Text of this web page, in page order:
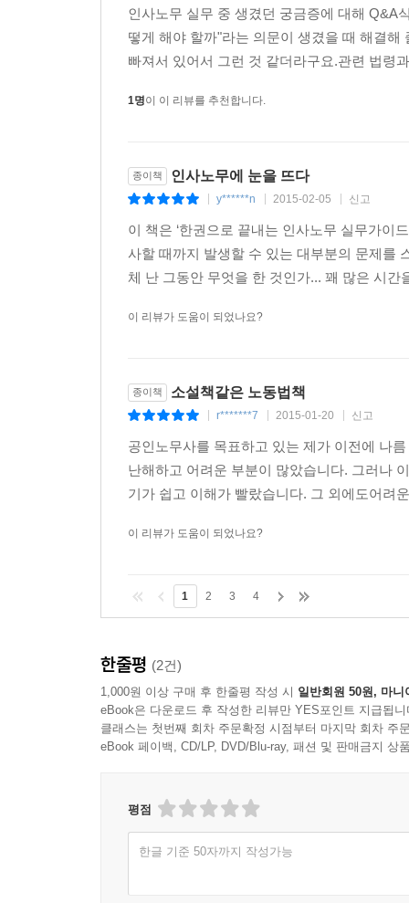
제5장 모성 보호 및 일·가정 양립
[여성근로자에 대한 근로시간 규제]
01 여성근로자도 일반근로자와 동일하게 근로를
02 생리휴가는 언제, 어떻게 주어야 하나요?
03 임신 중인 여성근로자가 유산·조산의 위험을
04 임신한 여성근로자가 정기건강진단을 받는 데
[출산 관련 휴가 및 출산여성 보호]
07 유산·사산휴가는 언제, 어떻게 주어야 하나요?
08 출산전후휴가와 유산·사산휴가는 회사에서 무
10 사업주가 출산전후휴가를 간 근로자에게 임금
11 출산 여성근로자가 청구하면 수유시간을 주어
12 근로자가 배우자의 출산을 이유로 휴가를 청구
14 고용보험에서 육아휴직자에게 지급되는 급여
15 고용보험에서 육아휴직자에게 지급되는 급여는
[육아기 근로시간 단축]
17 육아휴직 대신 근로시간을 단축하여 근무할 수
18 근로자가 육아기 근로시간 단축을 청구할 경우
[출산육아기 고용안정 지원금]
20 사업주가 육아휴직을 허용하고 대체인력을 채
인사노무 실무 중 생겼던 궁금증에 대해 Q&A
떻게 해야 할까"라는 의문이 생겼을 때 해결
빠져서 있어서 그런 것 같더라구요.관련 법령
1명이 이 리뷰를 추천합니다.
종이책 인사노무에 눈을 뜨다
y******n 2015-02-05 신고
이 책은 ‘한권으로 끝내는 인사노무 실무가이
사할 때까지 발생할 수 있는 대부분의 문제를
체 난 그동안 무엇을 한 것인가... 꽤 많은 시
이 리뷰가 도움이 되었나요?
종이책 소설책같은 노동법책
r*******7 2015-01-20 신고
공인노무사를 목표하고 있는 제가 이전에 나
난해하고 어려운 부분이 많았습니다. 그러나
기가 쉽고 이해가 빨랐습니다. 그 외에도어려
이 리뷰가 도움이 되었나요?
1 2 3 4
한줄평 (2건)
1,000원 이상 구매 후 한줄평 작성 시 일반회원 50원, 마니
eBook은 다운로드 후 작성한 리뷰만 YES포인트 지급됩니
클래스는 첫번째 회차 주문확정 시점부터 마지막 회차 주
eBook 페이백, CD/LP, DVD/Blu-ray, 패션 및 판매금지 상
평점
한글 기준 50자까지 작성가능